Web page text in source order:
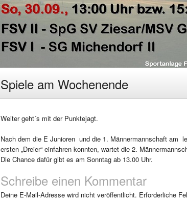
Spiele am Wochenende
Weiter geht´s mit der Punktejagt.
Nach dem die E Junioren und die 1. Männermannschaft am
ersten „Dreier“ einfahren konnten, wartet die 2.
Die Chance dafür gibt es am Sonntag ab 13.00 Uhr.
Schreibe einen Kommentar
Deine E-Mail-Adresse wird nicht veröffentlicht. Erforderliche